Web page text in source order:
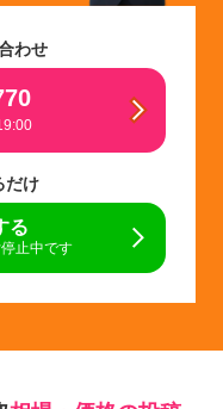
わせ
だけ
る
止中です